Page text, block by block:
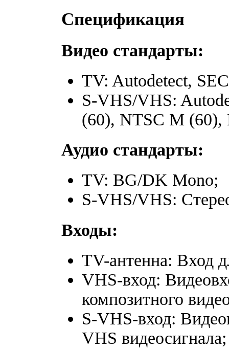
Спецификация
Видео стандарты:
TV: Autodetect,
S-VHS/VHS:
(60), NTSC M (60),
Аудио стандарты:
TV: BG/DK Mono;
S-VHS/VHS:
Входы:
TV-антенна: Вход
VHS-вход:
композитного
S-VHS-вход:
VHS видеосигнала;